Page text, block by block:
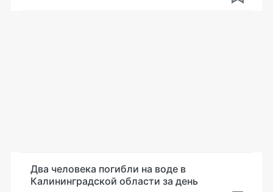
Два человека погибли на воде в
Калининградской области за день